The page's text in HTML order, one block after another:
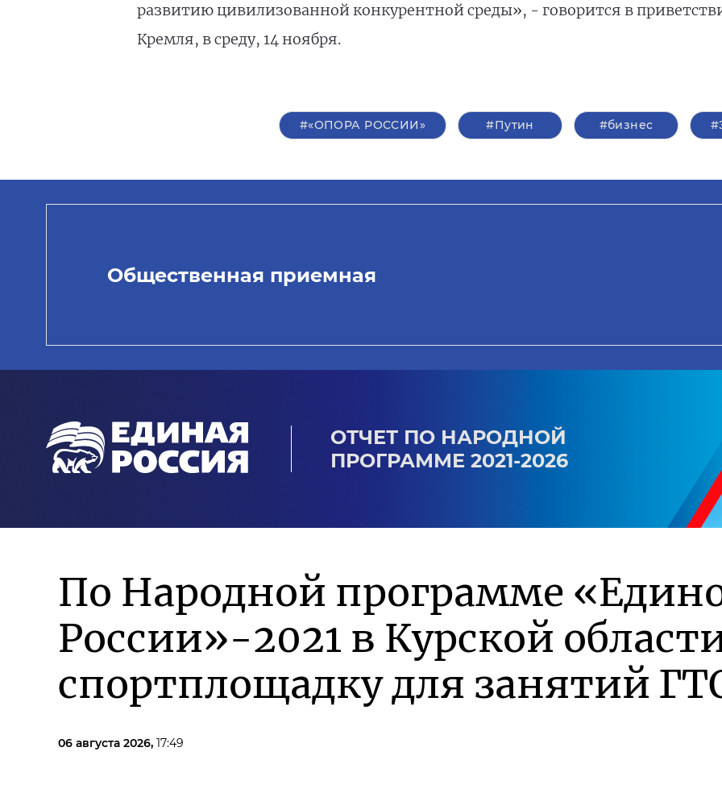
развитию цивилизованной конкурентной среды», - говорится в
Кремля, в среду, 14 ноября.
#«ОПОРА РОССИИ» #Путин #бизнес
Общественная приемная
ОТЧЕТ ПО НАРОДНОЙ
ПРОГРАММЕ 2021-2026
По Народной программе
России»-2021 в Курской
спортплощадку для занятий
06 августа 2026, 17:49